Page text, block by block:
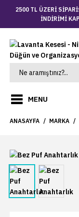
2500 TL ÜZERİ
İNDİRİMİ
MENU
ANASAYFA MARKA